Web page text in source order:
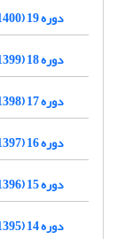
دوره 19 (1400)
دوره 18 (1399)
دوره 17 (1398)
دوره 16 (1397)
دوره 15 (1396)
دوره 14 (1395)